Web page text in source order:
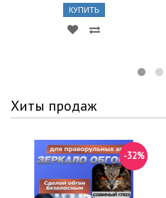
КУПИТЬ
Хиты продаж
-32%